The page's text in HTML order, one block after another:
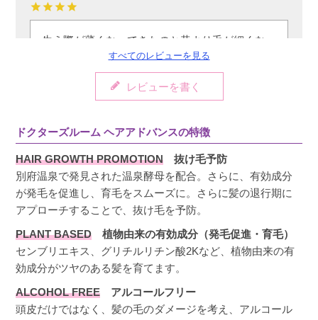
生え際が薄くなってきたのと昔より毛が細くな
ったのが気になってました。
使用してまだ1ヶ月半ですが、毛の立ち上がりが
良くなりまた。
チロ
愛知県 50代 女性
投稿日
2025/03/16
に当たるし、付けた所の髪がきしまず、フワッ
とする感じがしていいです。無臭なので良かっ
すべてのレビューを見る
レビューを書く
ドクターズルーム ヘアアドバンスの特徴
HAIR GROWTH PROMOTION 抜け毛予防
別府温泉で発見された温泉酵母を配合。さらに、有効成分
が発毛を促進し、育毛をスムーズに。さらに髪の退行期に
アプローチすることで、抜け毛を予防。
PLANT BASED 植物由来の有効成分（発毛促進・育毛）
センブリエキス、グリチルリチン酸2Kなど、植物由来の有
効成分がツヤのある髪を育てます。
ALCOHOL FREE アルコールフリー
頭皮だけではなく、髪の毛のダメージを考え、アルコール